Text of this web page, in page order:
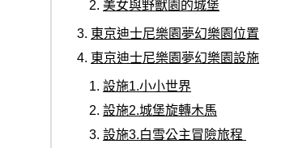
美女與野獸園的城堡
東京迪士尼樂園夢幻樂園位置
東京迪士尼樂園夢幻樂園設施
設施1.小小世界
設施2.城堡旋轉木馬
設施3.白雪公主冒險旅程